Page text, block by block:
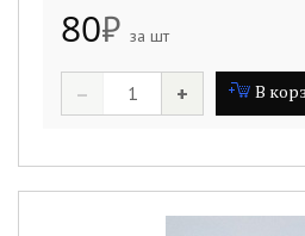
80₽ за шт
– + В